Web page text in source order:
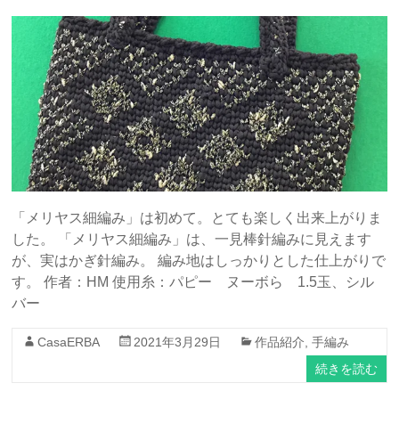
「メリヤス細編み」は初めて。とても楽しく出来上がりま
した。 「メリヤス細編み」は、一見棒針編みに見えます
が、実はかぎ針編み。 編み地はしっかりとした仕上がりで
す。 作者：HM 使用糸：パピー ヌーボら 1.5玉、シル
バー
CasaERBA 2021年3月29日 作品紹介 ,手編み
続きを読む